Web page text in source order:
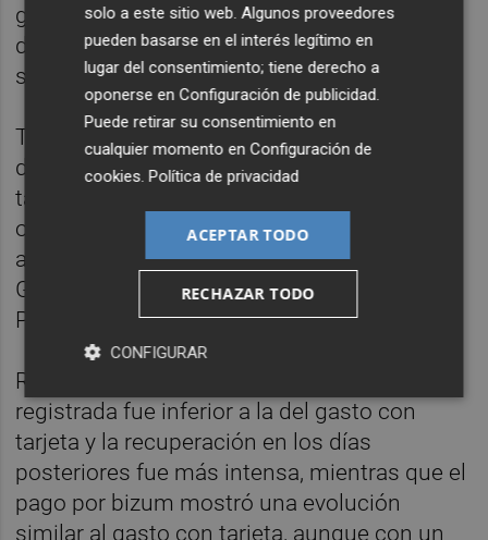
generalizada de las compras, aunque
destacó especialmente el ajuste en moda,
salud y electrónica y comunicaciones.
También por provincias se observa un
descenso generalizado de las compras con
tarjeta, aunque las mayores caídas se
observaron en Valencia y algunas limítrofes
a Madrid, como Segovia, Cuenca,
Guadalajara y Ávila, así como en A Coruña,
Pontevedra, Lleida y Jaén.
Respecto a las retiradas de efectivo, la caída
registrada fue inferior a la del gasto con
tarjeta y la recuperación en los días
posteriores fue más intensa, mientras que el
pago por bizum mostró una evolución
similar al gasto con tarjeta, aunque con un
solo a este sitio web. Algunos proveedores
pueden basarse en el interés legítimo en
lugar del consentimiento; tiene derecho a
oponerse enConfiguración de publicidad
Puede retirar su consentimiento en
cualquier momento enConfiguración de
cookies .Política de privacidad
ACEPTAR TODO
RECHAZAR TODO
CONFIGURAR